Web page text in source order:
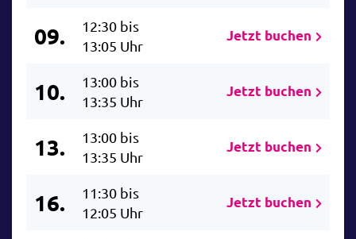
09.
12:30 bis
13:05 Uhr
Jetzt buchen
10.
13:00 bis
13:35 Uhr
Jetzt buchen
13.
13:00 bis
13:35 Uhr
Jetzt buchen
16.
11:30 bis
12:05 Uhr
Jetzt buchen